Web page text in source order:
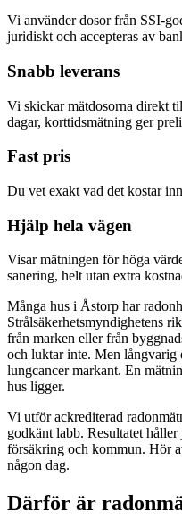
Vi använder dosor från SSI-
juridiskt och accepteras av
Snabb leverans
Vi skickar mätdosorna direkt
dagar, korttidsmätning ger
Fast pris
Du vet exakt vad det kostar
Hjälp hela vägen
Visar mätningen för höga
sanering, helt utan extra
Många hus i Åstorp har
Strålsäkerhetsmyndighetens
från marken eller från
och luktar inte. Men
lungcancer markant. En
hus ligger.
Vi utför ackrediterad
godkänt labb. Resultatet
försäkring och kommun. Hör
någon dag.
Därför är